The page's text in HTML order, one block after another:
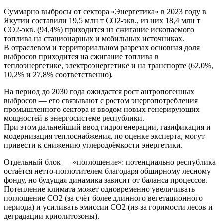
Суммарно выбросы от сектора «Энергетика» в 2023 году в
Якутии составили 19,5 млн т СО2-экв., из них 18,4 млн т
СО2-экв. (94,4%) приходится на сжигание ископаемого
топлива на стационарных и мобильных источниках.
В отраслевом и территориальном разрезах основная доля
выбросов приходится на сжигание топлива в
теплоэнергетике, электроэнергетике и на транспорте (62,0%,
10,2% и 27,8% соответственно).
На период до 2030 года ожидается рост антропогенных
выбросов — его связывают с ростом энергопотребления
промышленного сектора и вводом новых генерирующих
мощностей в энергосистеме республики.
При этом дальнейший ввод гидрогенерации, газификация и
модернизация теплоснабжения, по оценке эксперта, могут
привести к снижению углеродоёмкости энергетики.
Отдельный блок — «поглощение»: потенциально республика
остаётся нетто‑поглотителем благодаря обширному лесному
фонду, но будущая динамика зависит от баланса процессов.
Потепление климата может одновременно увеличивать
поглощение CO2 (за счёт более длинного вегетационного
периода) и усиливать эмиссии CO2 (из‑за горимости лесов и
деградации криолитозоны).